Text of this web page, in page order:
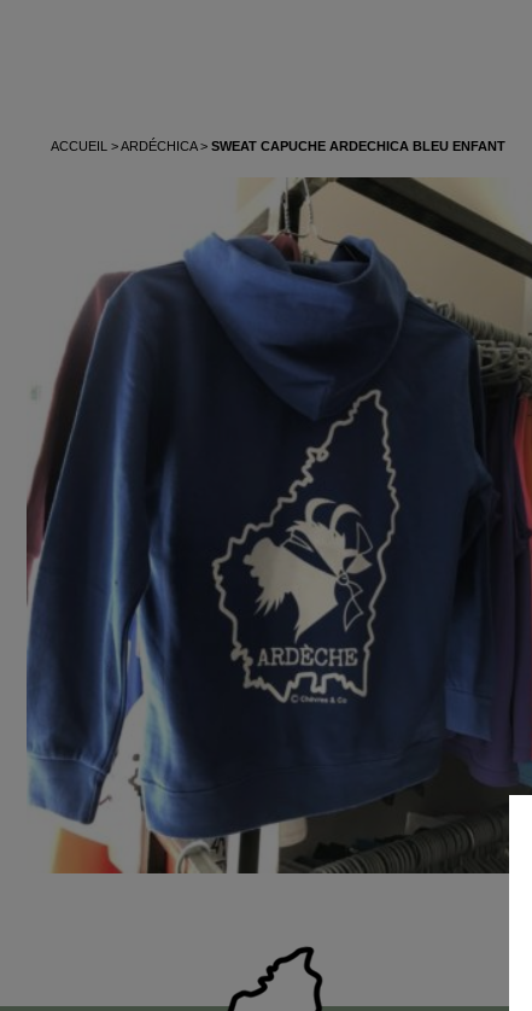
ACCUEIL ARDÉCHICA SWEAT CAPUCHE ARDECHICA BLEU ENFANT